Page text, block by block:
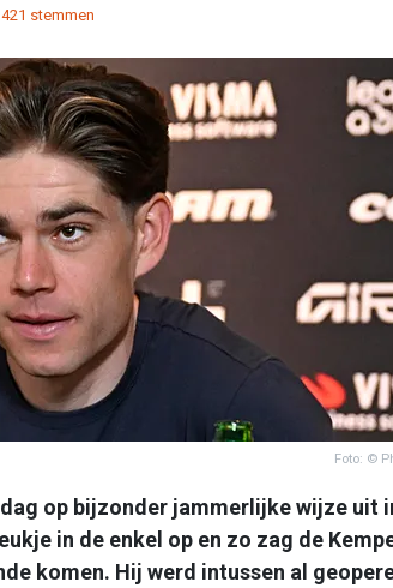
421 stemmen
Foto: ©
op bijzonder jammerlijke wijze uit
in de enkel op en zo zag de
komen. Hij werd intussen al